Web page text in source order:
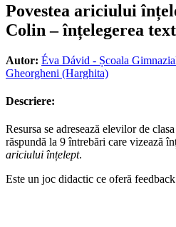
Povestea ariciului
Colin – înțelegerea
Autor: Éva Dávid - Școala
Gheorgheni (Harghita)
Descriere:
Resursa se adresează elevilor de
răspundă la 9 întrebări care vizează
ariciului înțelept.
Este un joc didactic ce oferă